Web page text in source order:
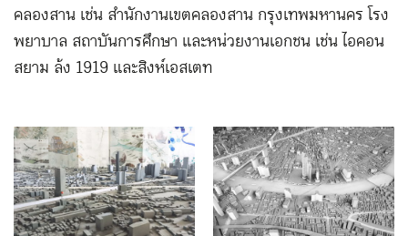
คลองสาน เช่น สำนักงานเขตคลองสาน กรุงเทพมหานคร โรง
พยาบาล สถาบันการศึกษา และหน่วยงานเอกชน เช่น ไอคอน
สยาม ล้ง 1919 และสิงห์เอสเตท